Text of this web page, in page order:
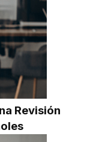
Revisión